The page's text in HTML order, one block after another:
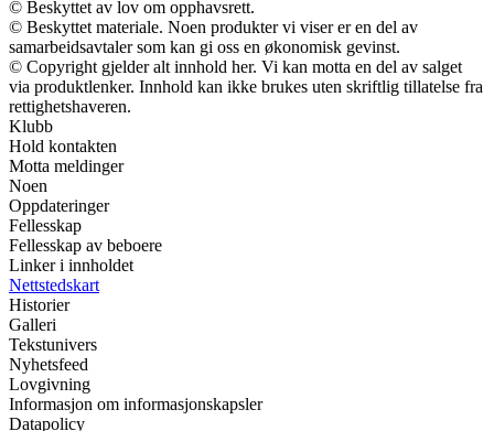
© Beskyttet av lov om opphavsrett.
© Beskyttet materiale. Noen produkter vi viser er en del av
samarbeidsavtaler som kan gi oss en økonomisk gevinst.
© Copyright gjelder alt innhold her. Vi kan motta en del av salget
via produktlenker. Innhold kan ikke brukes uten skriftlig tillatelse fra
rettighetshaveren.
Klubb
Hold kontakten
Motta meldinger
Noen
Oppdateringer
Fellesskap
Fellesskap av beboere
Linker i innholdet
Nettstedskart
Historier
Galleri
Tekstunivers
Nyhetsfeed
Lovgivning
Informasjon om informasjonskapsler
Datapolicy